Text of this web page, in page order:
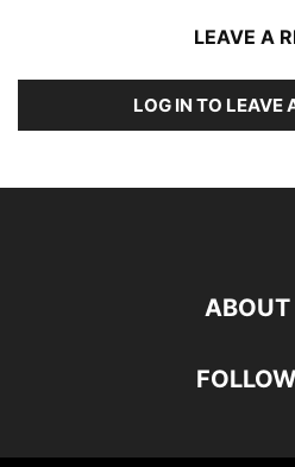
LEAVE A
LOG IN TO LEAVE
ABOUT